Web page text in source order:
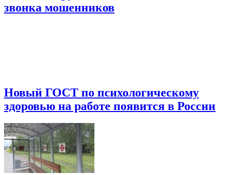
звонка мошенников
Новый ГОСТ по психологическому
здоровью на работе появится в России